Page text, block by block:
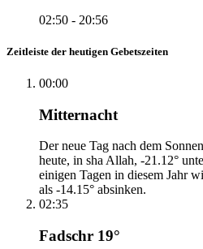
02:50 - 20:56
Zeitleiste der heutigen Gebetszeiten
00:00
Mitternacht
Der neue Tag nach dem
heute, in sha Allah, -21.12°
einigen Tagen in diesem Jahr
als -14.15° absinken.
02:35
Fadschr 19°